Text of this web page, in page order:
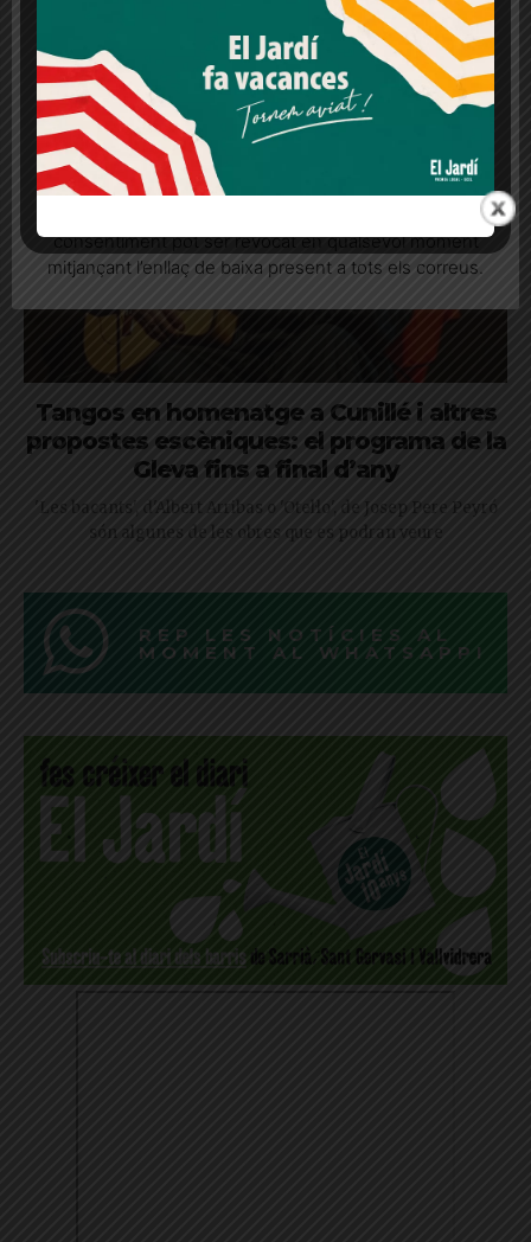
La Gleva estrena l’obra de teatre dirigida per Ramon Simó,
que es podrà veure fins al 26 de gener
Tangos en homenatge a Cunillé i altres
propostes escèniques: el programa de la
Gleva fins a final d’any
'Les bacants', d'Albert Arribas o 'Otel·lo', de Josep Pere Peyró
són algunes de les obres que es podran veure
REP LES NOTÍCIES AL
MOMENT AL WHATSAPP!
lloc web. Si cliques "acceptar" dones el teu
Més informació Acceptar Rebutjar tot
Quan l’usuari crea un compte al Diari el Jardí, dona el
seu consentiment explícit per rebre comunicacions
consentiment pot ser revocat en qualsevol moment
mitjançant l’enllaç de baixa present a tots els correus.